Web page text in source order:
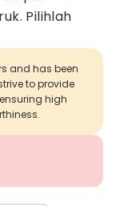
Pilihlah
and has been
to provide
high